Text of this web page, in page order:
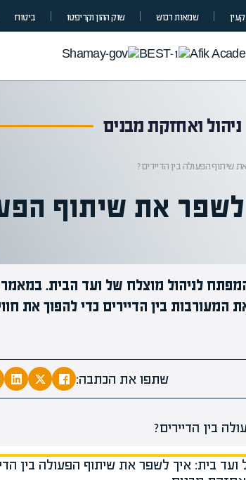
שמאות רכוש שוק ההון וקריפטו ביטוח
ניהול ואחזקת מבנים
שיתוף הפעולה בין הדיירים?
לשפר את שיתוף
לניהול מוצלח של ועד הבית. במאמר
בין הדיירים כדי להפוך את
שתפו את הכתבה: